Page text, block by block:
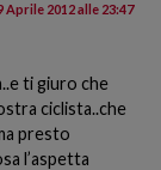
Aprile 2012 alle 23:47
ti giuro che
ciclista..che
presto
l’aspetta